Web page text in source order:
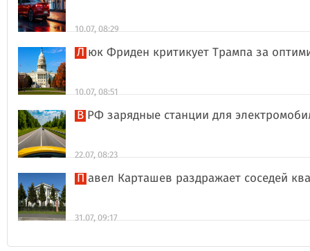
10.07, 08:29
Люк Фриден критикует Трампа за
10.07, 08:51
В РФ зарядные станции для
22.07, 08:23
Павел Карташев раздражает соседей
31.07, 09:17